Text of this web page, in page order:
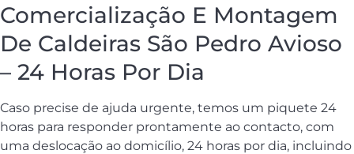
Comercialização E Montagem
De Caldeiras São Pedro Avioso
– 24 Horas Por Dia
Caso precise de ajuda urgente, temos um piquete 24
horas para responder prontamente ao contacto, com
uma deslocação ao domicílio, 24 horas por dia, incluindo